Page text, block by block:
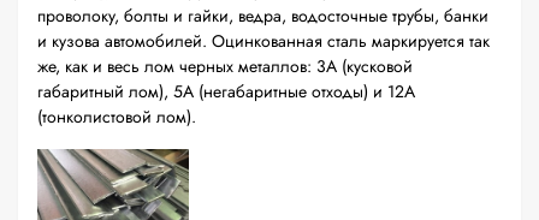
проволоку, болты и гайки, ведра, водосточные трубы, банки
и кузова автомобилей. Оцинкованная сталь маркируется так
же, как и весь лом черных металлов: 3А (кусковой
габаритный лом), 5А (негабаритные отходы) и 12А
(тонколистовой лом).